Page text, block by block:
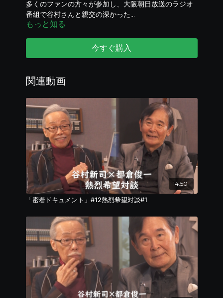
多くのファンの方々が参加し、大阪朝日放送のラジオ
番組で谷村さんと親交の深かった
三代澤康司さんによる司会進行で感動的な開催となっ
ホテルニューオータ二大阪での谷村新司お別れの会
「感謝ーアリガトー！」第２回公演の様子を
今回はその第2弾をお届けします！
もっと知る
今すぐ購入
関連動画
14:50
「密着ドキュメント」#12熱烈希望対談#1